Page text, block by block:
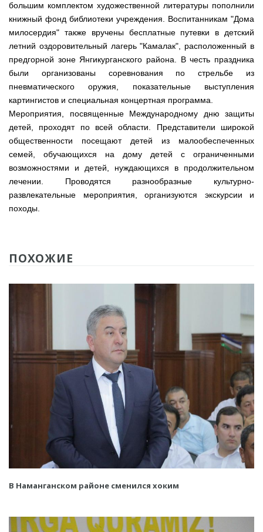
большим комплектом художественной литературы пополнили
книжный фонд библиотеки учреждения. Воспитанникам "Дома
милосердия" также вручены бесплатные путевки в детский
летний оздоровительный лагерь "Камалак", расположенный в
предгорной зоне Янгикурганского района. В честь праздника
были организованы соревнования по стрельбе из
пневматического оружия, показательные выступления
картингистов и специальная концертная программа.
Мероприятия, посвященные Международному дню защиты
детей, проходят по всей области. Представители широкой
общественности посещают детей из малообеспеченных
семей, обучающихся на дому детей с ограниченными
возможностями и детей, нуждающихся в продолжительном
лечении. Проводятся разнообразные культурно-
развлекательные мероприятия, организуются экскурсии и
походы.
ПОХОЖИЕ
В Наманганском районе сменился хоким